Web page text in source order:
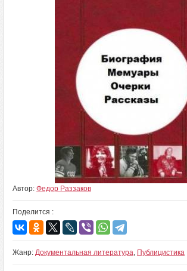
Автор: Федор Раззаков
Поделится :
Жанр: Документальная литература, Публицистика